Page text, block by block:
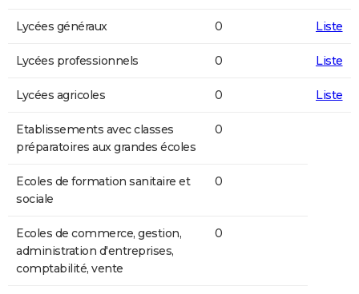
Lycées généraux 0 Liste
Lycées professionnels 0 Liste
Lycées agricoles 0 Liste
Etablissements avec classes
préparatoires aux grandes écoles
0
Ecoles de formation sanitaire et
sociale
0
Ecoles de commerce, gestion,
administration d'entreprises,
comptabilité, vente
0